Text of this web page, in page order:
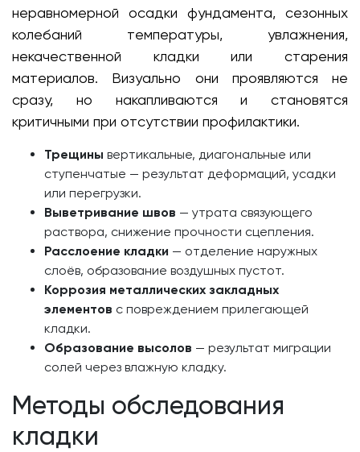
неравномерной осадки фундамента, сезонных
колебаний температуры, увлажнения,
некачественной кладки или старения
материалов. Визуально они проявляются не
сразу, но накапливаются и становятся
критичными при отсутствии профилактики.
Трещины вертикальные, диагональные или
ступенчатые — результат деформаций, усадки
или перегрузки.
Выветривание швов — утрата связующего
раствора, снижение прочности сцепления.
Расслоение кладки — отделение наружных
слоёв, образование воздушных пустот.
Коррозия металлических закладных
элементов с повреждением прилегающей
кладки.
Образование высолов — результат миграции
солей через влажную кладку.
Методы обследования
кладки